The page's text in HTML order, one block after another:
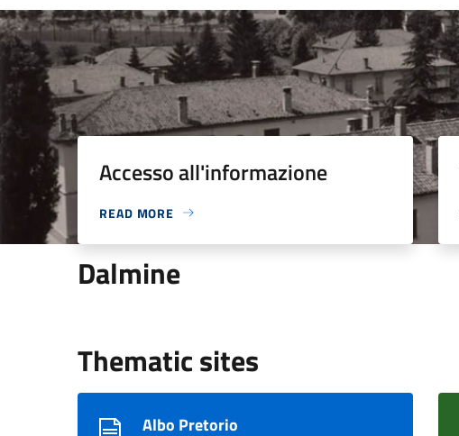
Accesso all'informazione
READ MORE
Dalmine
Thematic sites
Albo Pretorio